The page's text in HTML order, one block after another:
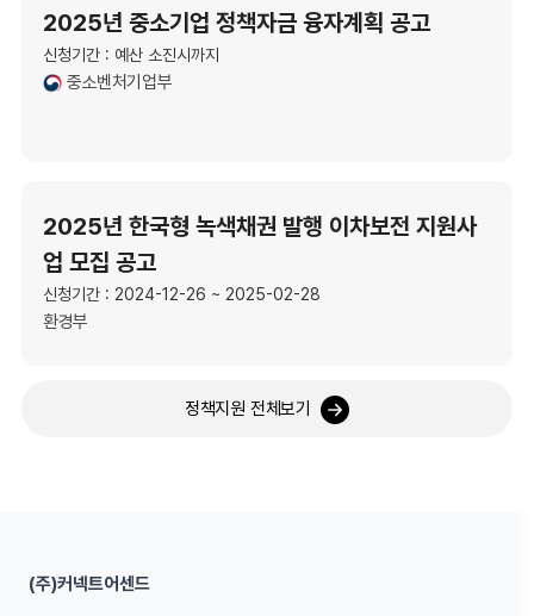
2025년 중소기업 정책자금 융자계획 공고
신청기간 : 예산 소진시까지
중소벤처기업부
2025년 한국형 녹색채권 발행 이차보전 지원사
업 모집 공고
신청기간 : 2024-12-26 ~ 2025-02-28
환경부
정책지원 전체보기
(주)커넥트어센드